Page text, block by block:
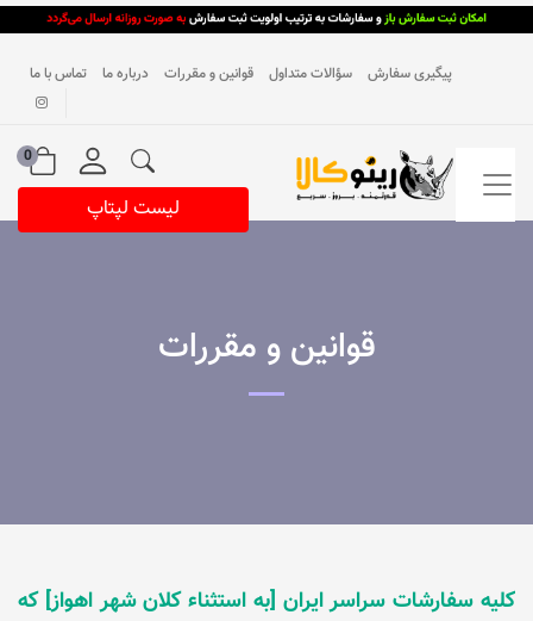
پیگیری سفارش سؤالات متداول قوانین و مقررات درباره ما تماس با ما
0
لیست لپتاپ
قوانین و مقررات
کلیه سفارشات سراسر ایران [به استثناء کلان شهر اهواز] که